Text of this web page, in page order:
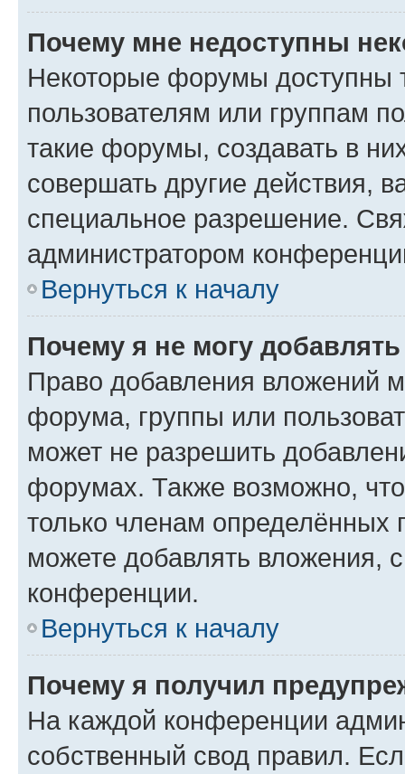
Почему мне недоступны
Некоторые форумы доступны
пользователям или группам
такие форумы, создавать в
совершать другие действия,
специальное разрешение.
администратором
Вернуться к началу
Почему я не могу
Право добавления вложений
форума, группы или
может не разрешить
форумах. Также возможно,
только членам определённых
можете добавлять вложения,
конференции.
Вернуться к началу
Почему я получил
На каждой конференции
собственный свод правил.